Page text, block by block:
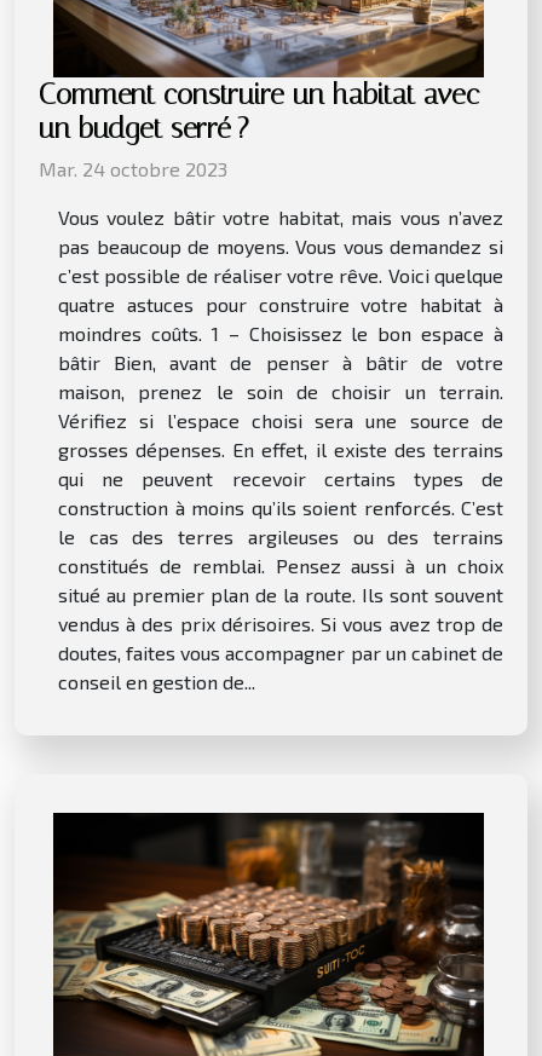
Comment construire un habitat avec
un budget serré ?
Mar. 24 octobre 2023
Vous voulez bâtir votre habitat, mais vous n’avez
pas beaucoup de moyens. Vous vous demandez si
c’est possible de réaliser votre rêve. Voici quelque
quatre astuces pour construire votre habitat à
moindres coûts. 1 – Choisissez le bon espace à
bâtir Bien, avant de penser à bâtir de votre
maison, prenez le soin de choisir un terrain.
Vérifiez si l’espace choisi sera une source de
grosses dépenses. En effet, il existe des terrains
qui ne peuvent recevoir certains types de
construction à moins qu’ils soient renforcés. C’est
le cas des terres argileuses ou des terrains
constitués de remblai. Pensez aussi à un choix
situé au premier plan de la route. Ils sont souvent
vendus à des prix dérisoires. Si vous avez trop de
doutes, faites vous accompagner par un cabinet de
conseil en gestion de...